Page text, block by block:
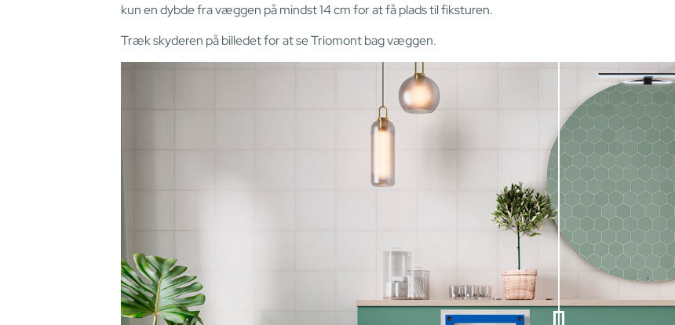
kun en dybde fra væggen på mindst 14 cm for at få plads til fiksturen.
Træk skyderen på billedet for at se Triomont bag væggen.